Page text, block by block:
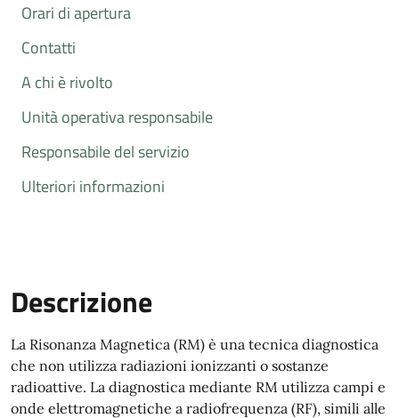
Orari di apertura
Contatti
A chi è rivolto
Unità operativa responsabile
Responsabile del servizio
Ulteriori informazioni
Descrizione
La Risonanza Magnetica (RM) è una tecnica diagnostica
che non utilizza radiazioni ionizzanti o sostanze
radioattive. La diagnostica mediante RM utilizza campi e
onde elettromagnetiche a radiofrequenza (RF), simili alle